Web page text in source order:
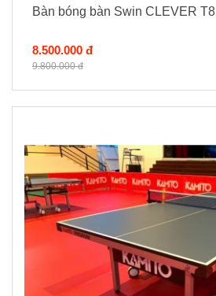
Bàn bóng bàn Swin CLEVER T8
8.500.000 đ
9.800.000 đ